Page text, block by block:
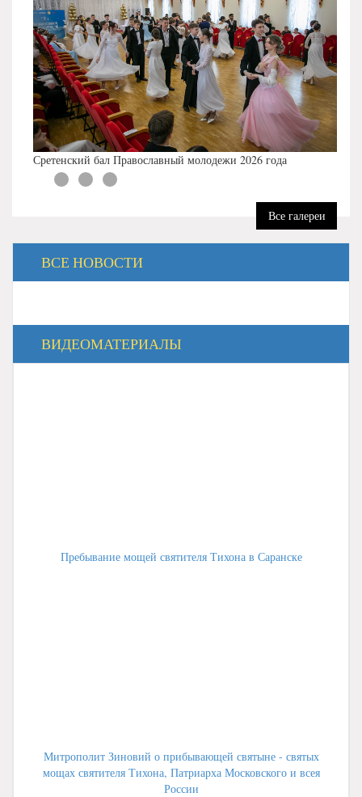
Сретенский бал Православный молодежи 2026 года
Все галереи
ВСЕ НОВОСТИ
ВИДЕОМАТЕРИАЛЫ
Пребывание мощей святителя Тихона в Саранске
Митрополит Зиновий о прибывающей святыне - святых
мощах святителя Тихона, Патриарха Московского и всея
России